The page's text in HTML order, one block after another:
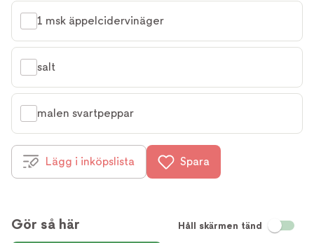
1 msk äppelcidervinäger
salt
malen svartpeppar
Lägg i inköpslista Spara
Gör så här Håll skärmen tänd